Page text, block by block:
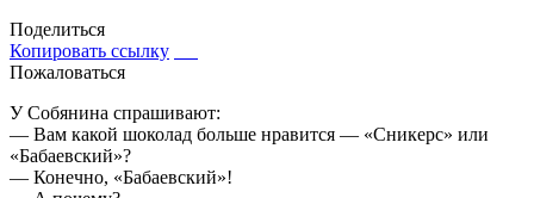
Поделиться
Копировать ссылку
Пожаловаться
У Собянина спрашивают:
— Вам какой шоколад больше нравится — «Сникерс» или
«Бабаевский»?
— Конечно, «Бабаевский»!